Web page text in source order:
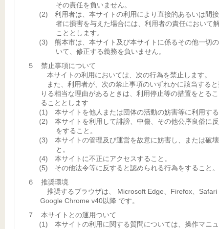
その責任を負いません。
(2) 利用者は、本サイトの利用により直接的あるいは間
者に損害を与えた場合には、利用者の責任において
こととします。
(3) 熊本市は、本サイト及び本サイトに係るその他一切
いて、修正する義務を負いません。
５ 禁止事項について
本サイトの利用においては、次の行為を禁止します。
また、利用者が、次の禁止事項のいずれかに該当する
りる相当な理由があるときは、利用停止等の措置をとる
ることとします
(1) 本サイトを他人または団体の活動の妨害等に利用す
(2) 本サイトを利用して誹謗、中傷、その他公序良俗に
をすること。
(3) 本サイトの管理及び運営を故意に妨害し、または破
と。
(4) 本サイトに不正にアクセスすること。
(5) その他法令等に反すると認められる行為をすること。
６ 推奨環境
推奨するブラウザは、 Microsoft Edge、Firefox、Safari
Google Chrome v40以降 です。
７ 本サイトとの運用ついて
(1) 本サイトの利用に関する質問については、操作マニ